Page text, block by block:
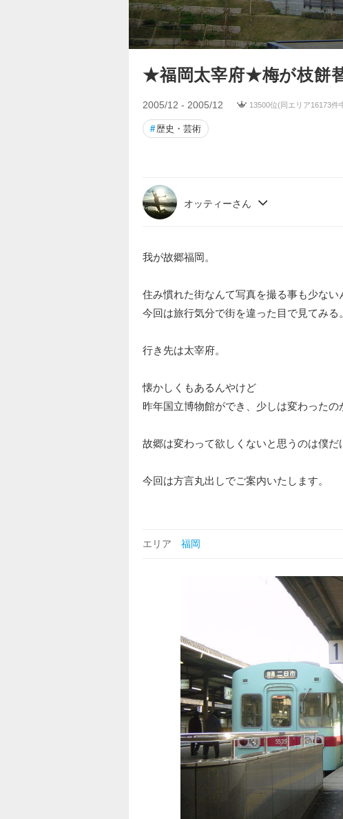
★福岡太宰府★梅が枝餅
2005/12 - 2005/12 13500位(同エリア16173件
# 歴史・芸術
オッティーさん
我が故郷福岡。
住み慣れた街なんて写真を撮る事も少ない
今回は旅行気分で街を違った目で見てみる。
行き先は太宰府。
懐かしくもあるんやけど
昨年国立博物館ができ、少しは変わったの
故郷は変わって欲しくないと思うのは僕だ
今回は方言丸出しでご案内いたします。
エリア 福岡